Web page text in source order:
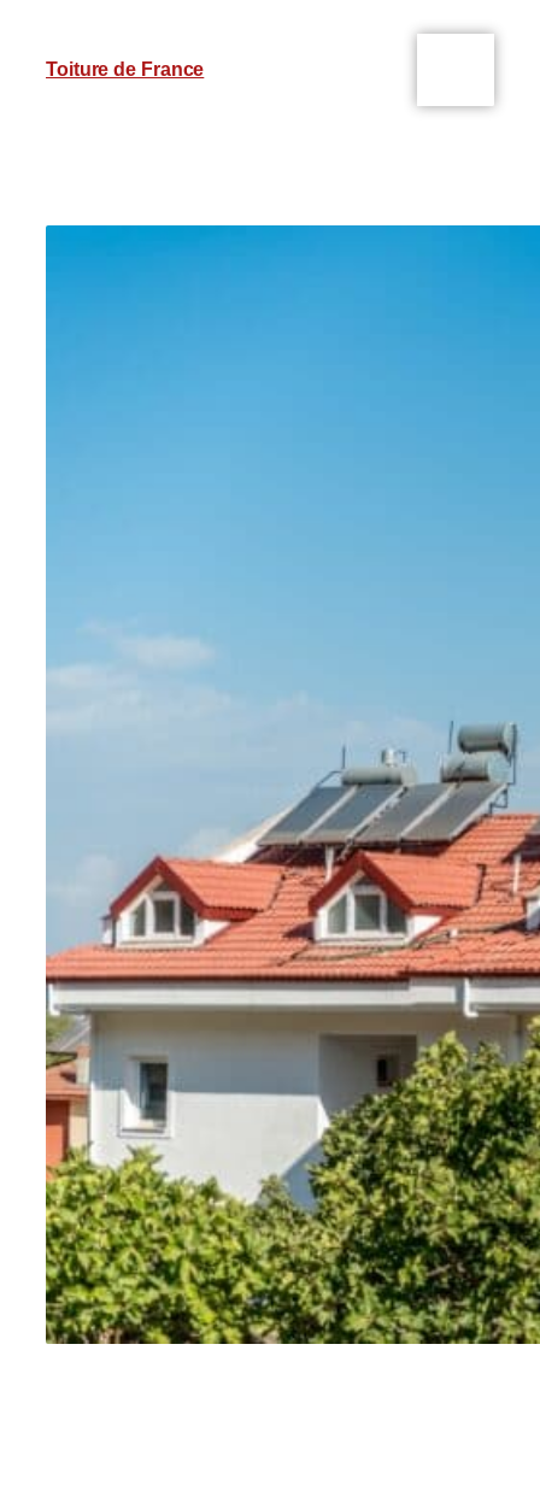
Toiture de France